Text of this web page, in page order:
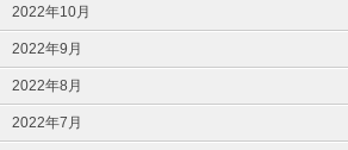
2022年10月
2022年9月
2022年8月
2022年7月